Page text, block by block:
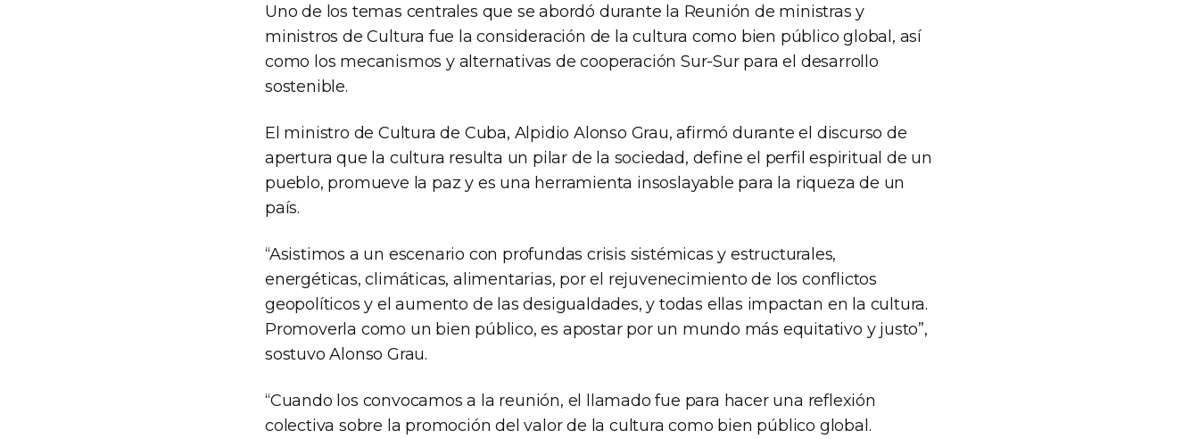
Uno de los temas centrales que se abordó durante la Reunión de ministras y
ministros de Cultura fue la consideración de la cultura como bien público global, así
como los mecanismos y alternativas de cooperación Sur-Sur para el desarrollo
sostenible.
El ministro de Cultura de Cuba, Alpidio Alonso Grau, afirmó durante el discurso de
apertura que la cultura resulta un pilar de la sociedad, define el perfil espiritual de un
pueblo, promueve la paz y es una herramienta insoslayable para la riqueza de un
país.
“Asistimos a un escenario con profundas crisis sistémicas y estructurales,
energéticas, climáticas, alimentarias, por el rejuvenecimiento de los conflictos
geopolíticos y el aumento de las desigualdades, y todas ellas impactan en la cultura.
Promoverla como un bien público, es apostar por un mundo más equitativo y justo”,
sostuvo Alonso Grau.
“Cuando los convocamos a la reunión, el llamado fue para hacer una reflexión
colectiva sobre la promoción del valor de la cultura como bien público global.